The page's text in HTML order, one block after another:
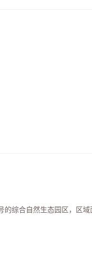
综合自然生态园区，区域